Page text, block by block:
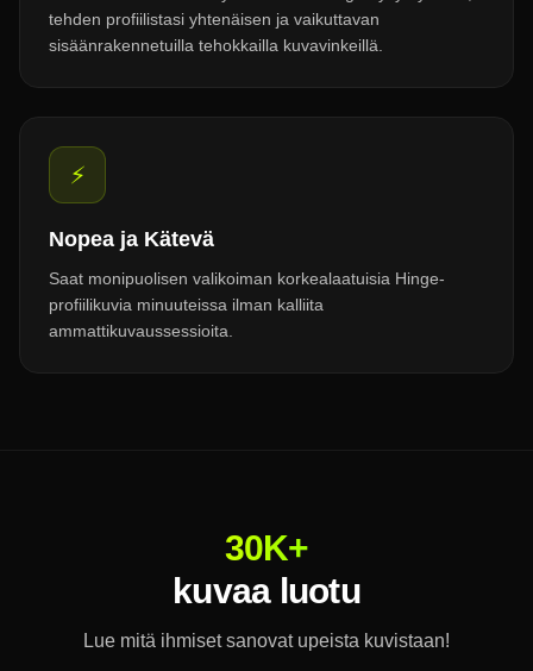
tehden profiilistasi yhtenäisen ja vaikuttavan
sisäänrakennetuilla tehokkailla kuvavinkeillä.
⚡
Nopea ja Kätevä
Saat monipuolisen valikoiman korkealaatuisia Hinge-
profiilikuvia minuuteissa ilman kalliita
ammattikuvaussessioita.
30K+
kuvaa luotu
Lue mitä ihmiset sanovat upeista kuvistaan!